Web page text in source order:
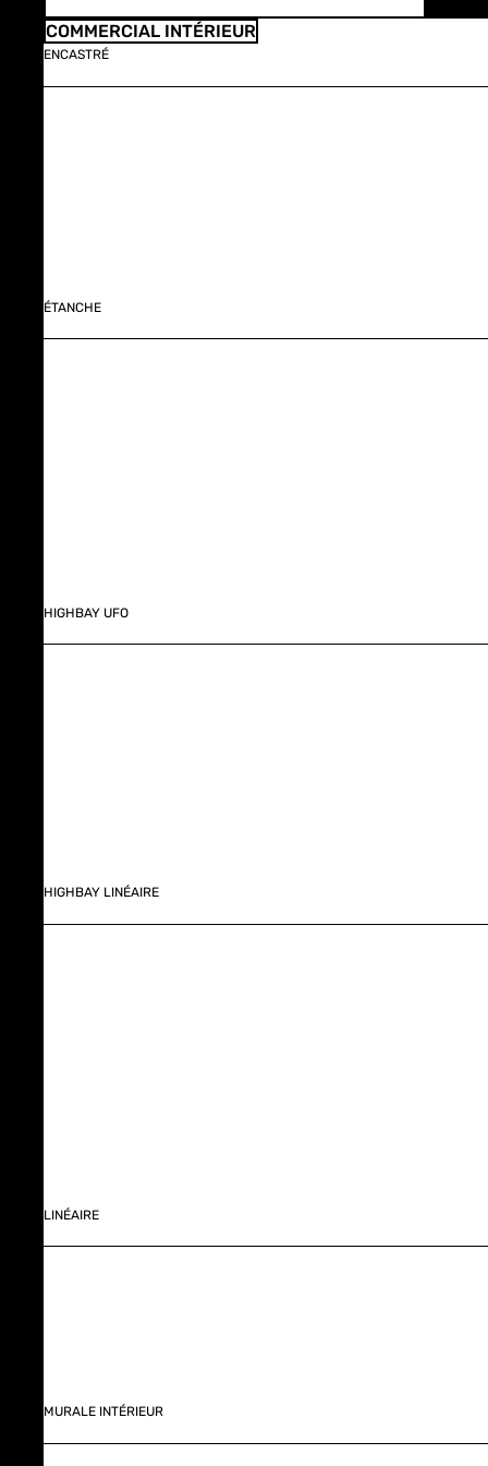
COMMERCIAL INTÉRIEUR
ENCASTRÉ
ÉTANCHE
HIGHBAY UFO
HIGHBAY LINÉAIRE
LINÉAIRE
MURALE INTÉRIEUR